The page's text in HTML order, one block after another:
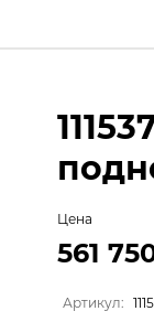
Цена
561
Артикул: